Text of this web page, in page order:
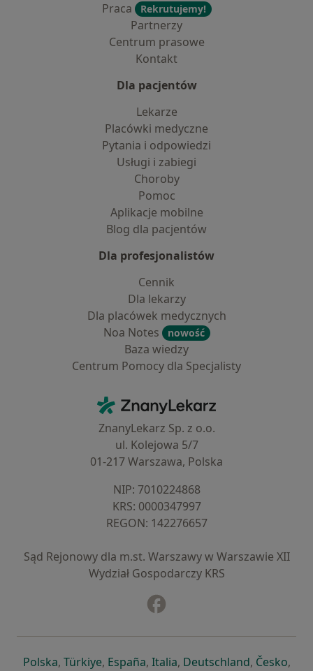
Praca
Rekrutujemy!
Partnerzy
Centrum prasowe
Kontakt
Dla pacjentów
Lekarze
Placówki medyczne
Pytania i odpowiedzi
Usługi i zabiegi
Choroby
Pomoc
Aplikacje mobilne
Blog dla pacjentów
Dla profesjonalistów
Cennik
Dla lekarzy
Dla placówek medycznych
Noa Notes
nowość
Baza wiedzy
Centrum Pomocy dla Specjalisty
ZnanyLekarz - Strona główna
ZnanyLekarz Sp. z o.o.
ul. Kolejowa 5/7
01-217 Warszawa, Polska
NIP: ⁠7010224868
KRS: ⁠0000347997
REGON: ⁠142276657
Sąd Rejonowy dla m.st. Warszawy w Warszawie XII
Wydział Gospodarczy KRS
Polskaotwiera się w nowej karcie
, Türkiyeotwiera się w nowej karcie
, Españaotwiera się w nowej karcie
, Italiaotwiera się w nowej
, Deutschlandotwiera się
, Česko,